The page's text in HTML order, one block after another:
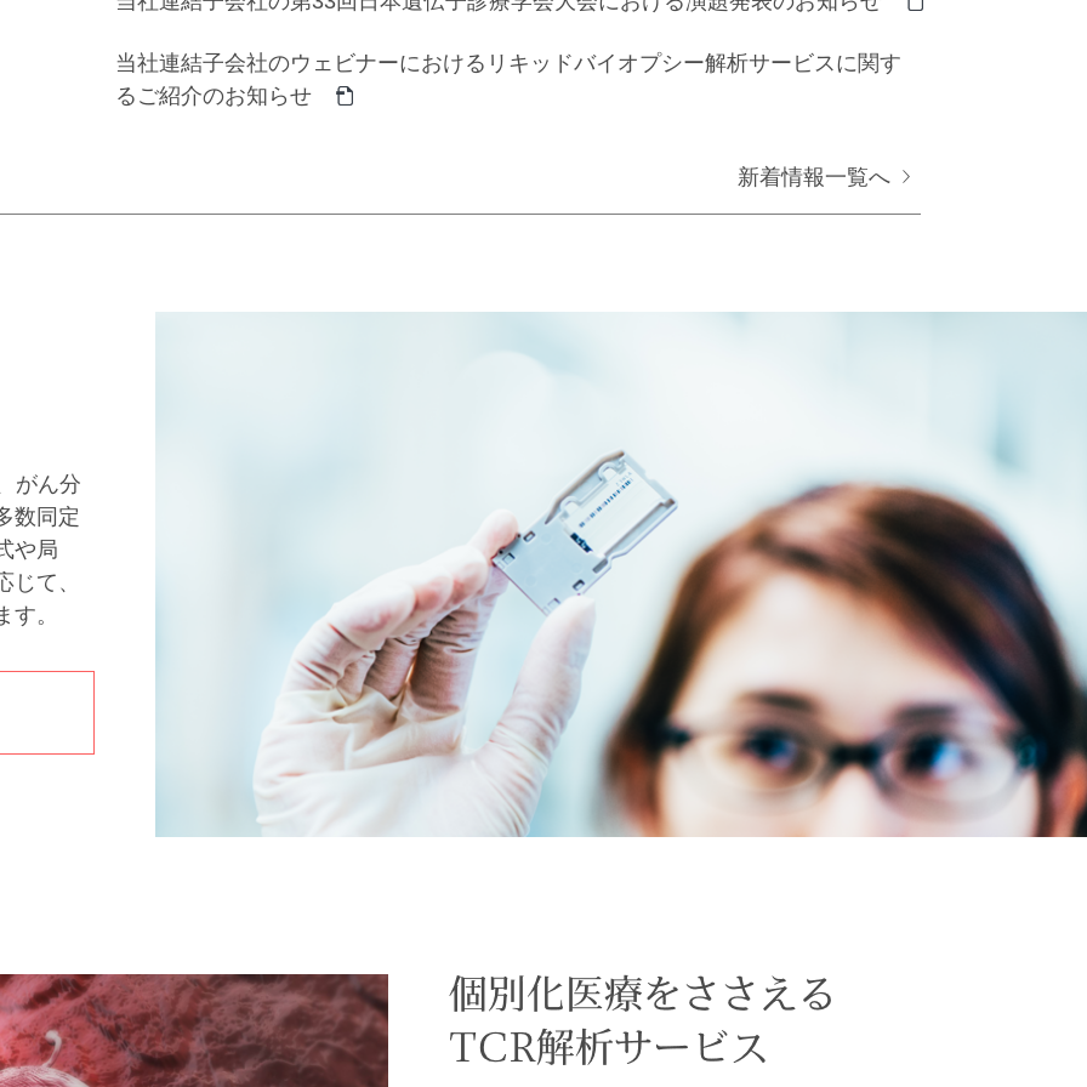
当社連結子会社のウェビナーにおけるリキッドバイオプシー解析サービスに関す
るご紹介のお知らせ
新着情報一覧へ
がん分
数同定
や局
て、
。